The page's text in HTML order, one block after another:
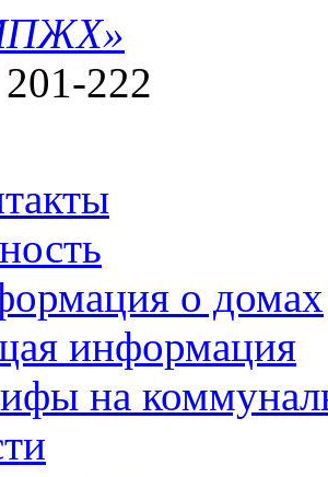
222
о домах
информация
на